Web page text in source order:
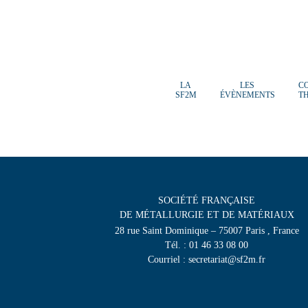
LA
SF2M
LES
ÉVÈNEMENTS
SOCIÉTÉ FRANÇAISE
DE MÉTALLURGIE ET DE MATÉRIAUX
28 rue Saint Dominique – 75007 Paris , France
Tél. : 01 46 33 08 00
Courriel : secretariat@sf2m.fr